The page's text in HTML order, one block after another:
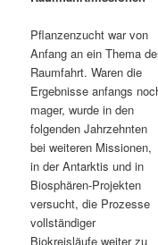
ä
r
e
n
I
n
n
d
ä
r
e
n
n
v
i
g
a
t
i
o
n
Pflanzenzucht war von
Anfang an ein Thema
Raumfahrt. Waren die
Ergebnisse anfangs
mager, wurde in den
folgenden Jahrzehnten
bei weiteren Missionen,
in der Antarktis und in
Biosphären-Projekten
versucht, die Prozesse
vollständiger
Biokreisläufe weiter zu